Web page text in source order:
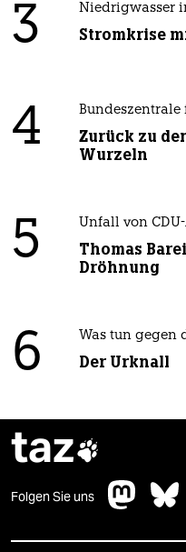
3 Niedrigwasser
Stromkrise
4
Zurück zu
Wurzeln
5 Unfall von
Thomas
Dröhnung
6 Was tun gegen
Der Urknall
taz
Folgen Sie uns